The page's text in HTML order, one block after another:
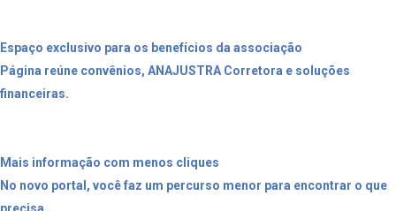
Espaço exclusivo para os benefícios da associação
Página reúne convênios, ANAJUSTRA Corretora e soluções
financeiras.
Mais informação com menos cliques
No novo portal, você faz um percurso menor para encontrar o que